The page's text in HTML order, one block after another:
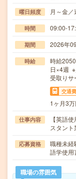
曜日頻度 月～金／
時間 09:00-
期間 2026年
時給
時給
日×4週
受取りサ
交通費
1ヶ月3
仕事内容
【英語
スタン
応募資格
職種未経
語学使用
職場の雰囲気